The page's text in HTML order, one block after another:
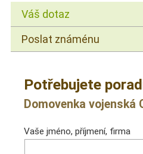
Váš dotaz
Poslat známénu
Potřebujete
Domovenka vojenská
Vaše jméno, příjmení, firma